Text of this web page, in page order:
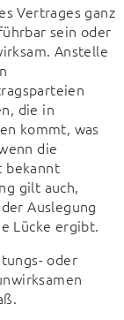
Vertrages ganz
sein oder
Anstelle
die in
kommt, was
die
bekannt
gilt auch,
Auslegung
Lücke ergibt.
oder